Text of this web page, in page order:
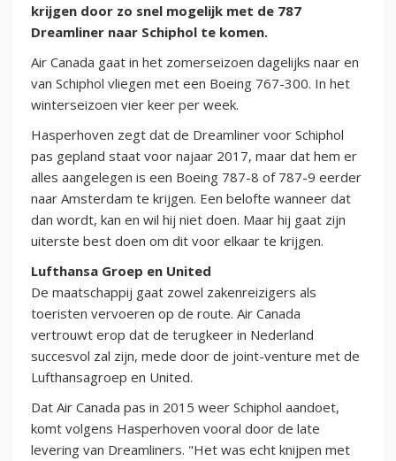
krijgen door zo snel mogelijk met de 787
Dreamliner naar Schiphol te komen.
Air Canada gaat in het zomerseizoen dagelijks naar en
van Schiphol vliegen met een Boeing 767-300. In het
winterseizoen vier keer per week.
Hasperhoven zegt dat de Dreamliner voor Schiphol
pas gepland staat voor najaar 2017, maar dat hem er
alles aangelegen is een Boeing 787-8 of 787-9 eerder
naar Amsterdam te krijgen. Een belofte wanneer dat
dan wordt, kan en wil hij niet doen. Maar hij gaat zijn
uiterste best doen om dit voor elkaar te krijgen.
Lufthansa Groep en United
De maatschappij gaat zowel zakenreizigers als
toeristen vervoeren op de route. Air Canada
vertrouwt erop dat de terugkeer in Nederland
succesvol zal zijn, mede door de joint-venture met de
Lufthansagroep en United.
Dat Air Canada pas in 2015 weer Schiphol aandoet,
komt volgens Hasperhoven vooral door de late
levering van Dreamliners. "Het was echt knijpen met